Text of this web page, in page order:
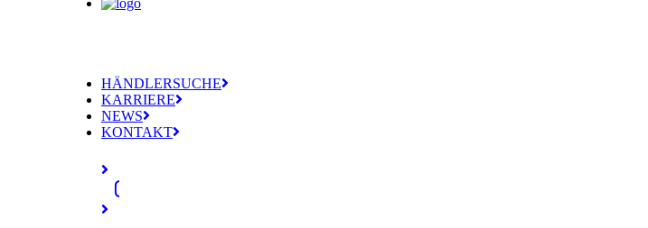
HÄNDLERSUCHE
KARRIERE
NEWS
KONTAKT